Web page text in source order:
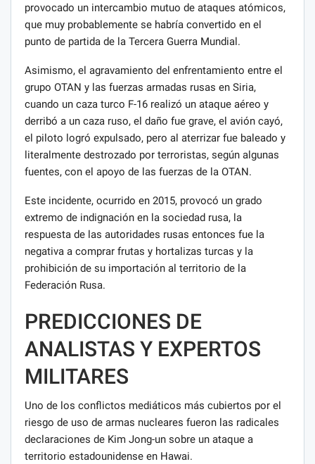
provocado un intercambio mutuo de ataques atómicos,
que muy probablemente se habría convertido en el
punto de partida de la Tercera Guerra Mundial.
Asimismo, el agravamiento del enfrentamiento entre el
grupo OTAN y las fuerzas armadas rusas en Siria,
cuando un caza turco F-16 realizó un ataque aéreo y
derribó a un caza ruso, el daño fue grave, el avión cayó,
el piloto logró expulsado, pero al aterrizar fue baleado y
literalmente destrozado por terroristas, según algunas
fuentes, con el apoyo de las fuerzas de la OTAN.
Este incidente, ocurrido en 2015, provocó un grado
extremo de indignación en la sociedad rusa, la
respuesta de las autoridades rusas entonces fue la
negativa a comprar frutas y hortalizas turcas y la
prohibición de su importación al territorio de la
Federación Rusa.
PREDICCIONES DE
ANALISTAS Y EXPERTOS
MILITARES
Uno de los conflictos mediáticos más cubiertos por el
riesgo de uso de armas nucleares fueron las radicales
declaraciones de Kim Jong-un sobre un ataque a
territorio estadounidense en Hawai.